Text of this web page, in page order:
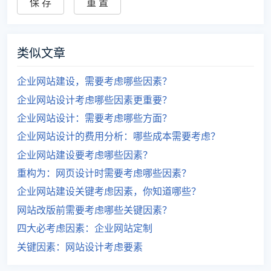
类似文章
企业网站建设，需要考虑哪些因素？
企业网站设计考虑哪些因素更重要？
企业网站设计：需要考虑哪些方面？
企业网站设计的费用分析：哪些成本需要考虑？
企业网站建设要考虑哪些因素？
重构为：网页设计时需要考虑哪些因素？
企业网站建设关键考虑因素，你知道哪些？
网站改版前需要考虑哪些关键因素？
四大必考虑因素：企业网站定制
关键因素：网站设计考虑要素